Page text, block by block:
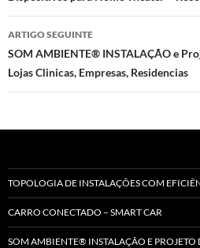
artigos
ARTIGO SEGUINTE
SOM AMBIENTE® INSTALAÇÃO e
Lojas Clinicas, Empresas, Residencias
TOPOLOGIA DE INSTALAÇÕES COM
CARRO CONECTADO – SMART CAR
SOM AMBIENTE® INSTALAÇÃO E